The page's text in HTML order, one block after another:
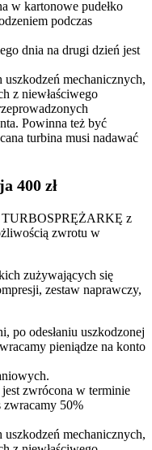
w kartonowe pudełko
podczas
dnia na drugi dzień jest
uszkodzeń mechanicznych,
z niewłaściwego
Powinna też być
turbina musi nadawać
400 zł
TURBOSPRĘŻARKĘ z
zwrotu w
zużywających się
zestaw naprawczy,
po odesłaniu uszkodzonej
pieniądze na konto
zwrócona w terminie
50%
uszkodzeń mechanicznych,